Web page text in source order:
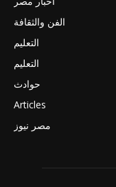
الفن والثقافة
التعليم
التعليم
حوادث
Articles
مصر نيوز